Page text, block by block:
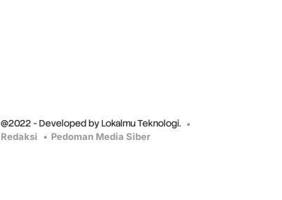
@2022 - Developed by Lokalmu Teknologi.
Redaksi Pedoman Media Siber